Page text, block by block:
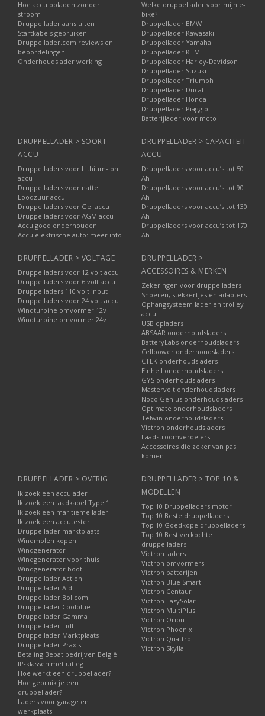
Hoe accu opladen zonder
stroom
Druppellader aansluiten
Startkabels gebruiken
Druppellader.com reviews en
beoordelingen
Onderhoudslader werking
Welke druppellader voor mijn e-
bike?
Druppellader BMW
Druppellader Kawasaki
Druppellader Yamaha
Druppellader KTM
Druppellader Harley-Davidson
Druppellader Suzuki
Druppellader Triumph
Druppellader Ducati
Druppellader Honda
Druppellader Piaggio
Batterijlader voor moto
DRUPPELLADER > SOORT
ACCU
Druppelladers voor Lithium-Ion
accu
Druppelladers voor natte
Loodzuur accu
Druppelladers voor Gel accu
Druppelladers voor AGM accu
Accu goed onderhouden
Accu elektrische auto: meer info
DRUPPELLADER > CAPACITEIT
ACCU
Druppelladers voor accu’s tot 50
Ah
Druppelladers voor accu’s tot 90
Ah
Druppelladers voor accu’s tot 130
Ah
Druppelladers voor accu’s tot 170
Ah
DRUPPELLADER > VOLTAGE
Druppelladers voor 12 volt accu
Druppelladers voor 6 volt accu
Druppelladers 110 volt input
Druppelladers voor 24 volt accu
Windturbine omvormer 12v
Windturbine omvormer 24v
DRUPPELLADER >
ACCESSOIRES & MERKEN
Zekeringen voor druppelladers
Snoeren, stekkertjes en adapters
Ophangsysteem lader en trolley
accu
USB opladers
ABSAAR onderhoudsladers
BatteryLabs onderhoudsladers
Cellpower onderhoudsladers
CTEK onderhoudsladers
Einhell onderhoudsladers
GYS onderhoudsladers
Mastervolt onderhoudsladers
Noco Genius onderhoudsladers
Optimate onderhoudsladers
Telwin onderhoudsladers
Victron onderhoudsladers
Laadstroomverdelers
Accessoires die zeker van pas
komen
DRUPPELLADER > OVERIG
Ik zoek een acculader
Ik zoek een laadkabel Type 1
Ik zoek een maritieme lader
Ik zoek een accutester
Druppellader marktplaats
Windmolen kopen
Windgenerator
Windgenerator voor thuis
Windgenerator boot
Druppellader Action
Druppellader Aldi
Druppellader Bol.com
Druppellader Coolblue
Druppellader Gamma
Druppellader Lidl
Druppellader Marktplaats
Druppellader Praxis
Betaling Bebat bedrijven België
IP-klassen met uitleg
Hoe werkt een druppellader?
Hoe gebruik je een
druppellader?
Laders voor garage en
werkplaats
DRUPPELLADER > TOP 10 &
MODELLEN
Top 10 Druppelladers motor
Top 10 Beste druppelladers
Top 10 Goedkope druppelladers
Top 10 Best verkochte
druppelladers
Victron laders
Victron omvormers
Victron batterijen
Victron Blue Smart
Victron Centaur
Victron EasySolar
Victron MultiPlus
Victron Orion
Victron Phoenix
Victron Quattro
Victron Skylla